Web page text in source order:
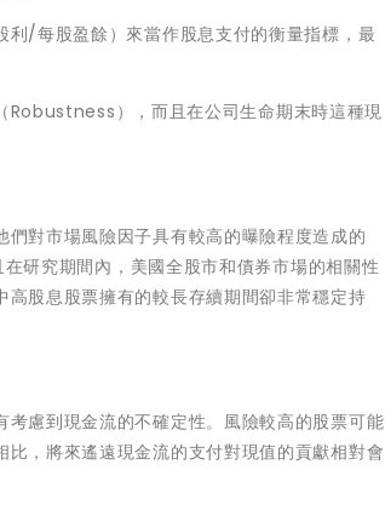
/每股盈餘）來當作股息支付的衡量指標，最
Robustness），而且在公司生命期末時這種現
對市場風險因子具有較高的曝險程度造成的
研究期間內，美國全股市和債券市場的相關性
股息股票擁有的較長存續期間卻非常穩定持
慮到現金流的不確定性。風險較高的股票可能
，將來遙遠現金流的支付對現值的貢獻相對會